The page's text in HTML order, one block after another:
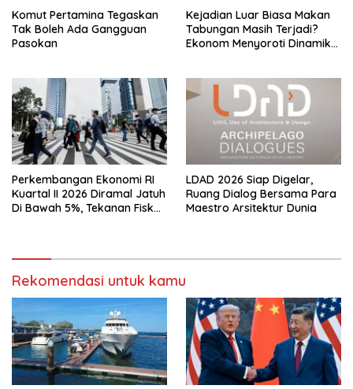
Komut Pertamina Tegaskan
Tak Boleh Ada Gangguan
Pasokan
Kejadian Luar Biasa Makan
Tabungan Masih Terjadi?
Ekonom Menyoroti Dinamika
Perkembangan Ekonomi RI
Kuartal II 2026 Diramal Jatuh
Di Bawah 5%, Tekanan Fiskal
LDAD 2026 Siap Digelar,
Ruang Dialog Bersama Para
Maestro Arsitektur Dunia
Rekomendasi untuk kamu